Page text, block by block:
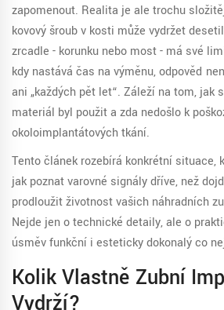
zapomenout. Realita je ale trochu
kovový šroub v kosti může vydržet
zrcadle - korunku nebo most - má své
kdy nastává čas na výměnu, odpověď
ani „každých pět let“. Záleží na tom, jak
materiál byl použit a zda nedošlo k
okoloimplantátových tkání.
Tento článek rozebírá konkrétní situace,
jak poznat varovné signály dříve, než
prodloužit životnost vašich náhradních
Nejde jen o technické detaily, ale o
úsměv funkční i esteticky dokonalý co
Kolik Vlastně Zubní
Vydrží?